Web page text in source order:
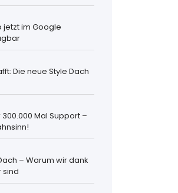
jetzt im Google
Die neue Style Dach
Mal Support –
– Warum wir dank
sind